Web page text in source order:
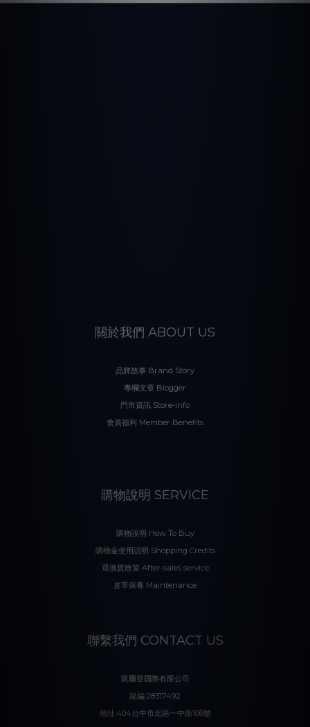
關於我們 ABOUT US
品牌故事 Brand Story
專欄文章 Blogger
門市資訊 Store-info
會員福利 Member Benefits
購物說明 SERVICE
購物說明 How To Buy
購物金使用説明 Shopping Credits
退換貨政策 After-sales service
皮革保養 Maintenance
聯繫我們 CONTACT US
凱爾登國際有限公司
統編:28317492
地址:404台中市北區一中街106號